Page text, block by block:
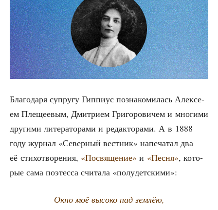
Бла­го­да­ря супру­гу Гип­пи­ус позна­ко­ми­лась Алек­се­
ем Пле­ще­е­вым, Дмит­ри­ем Гри­го­ро­ви­чем и мно­ги­ми
дру­ги­ми лите­ра­то­ра­ми и редак­то­ра­ми. А в 1888
году жур­нал «Север­ный вест­ник» напе­ча­тал два
её сти­хо­тво­ре­ния, «Посвя­ще­ние» и «Пес­ня», кото­
рые сама поэтес­са счи­та­ла «полу­дет­ски­ми»:
Окно моё высо­ко над землёю,